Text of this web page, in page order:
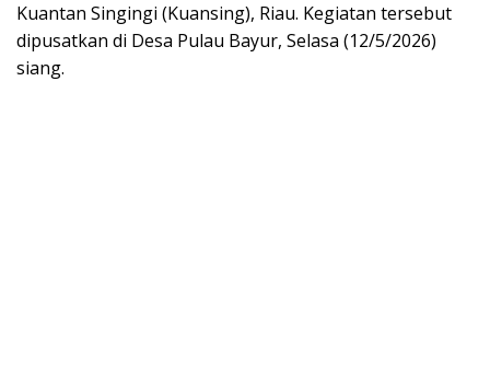
Kuantan Singingi (Kuansing), Riau. Kegiatan tersebut
dipusatkan di Desa Pulau Bayur, Selasa (12/5/2026)
siang.